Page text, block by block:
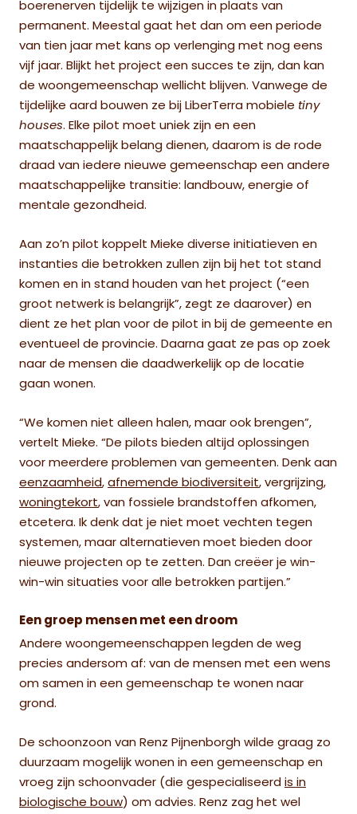
boerenerven tijdelijk te wijzigen in plaats van
permanent. Meestal gaat het dan om een periode
van tien jaar met kans op verlenging met nog eens
vijf jaar. Blijkt het project een succes te zijn, dan kan
de woongemeenschap wellicht blijven. Vanwege de
tijdelijke aard bouwen ze bij LiberTerra mobiele tiny
houses. Elke pilot moet uniek zijn en een
maatschappelijk belang dienen, daarom is de rode
draad van iedere nieuwe gemeenschap een andere
maatschappelijke transitie: landbouw, energie of
mentale gezondheid.
Aan zo’n pilot koppelt Mieke diverse initiatieven en
instanties die betrokken zullen zijn bij het tot stand
komen en in stand houden van het project (“een
groot netwerk is belangrijk”, zegt ze daarover) en
dient ze het plan voor de pilot in bij de gemeente en
eventueel de provincie. Daarna gaat ze pas op zoek
naar de mensen die daadwerkelijk op de locatie
gaan wonen.
“We komen niet alleen halen, maar ook brengen”,
vertelt Mieke. “De pilots bieden altijd oplossingen
voor meerdere problemen van gemeenten. Denk aan
eenzaamheid, afnemende biodiversiteit, vergrijzing,
woningtekort, van fossiele brandstoffen afkomen,
etcetera. Ik denk dat je niet moet vechten tegen
systemen, maar alternatieven moet bieden door
nieuwe projecten op te zetten. Dan creëer je win-
win-win situaties voor alle betrokken partijen.”
Een groep mensen met een droom
Andere woongemeenschappen legden de weg
precies andersom af: van de mensen met een wens
om samen in een gemeenschap te wonen naar
grond.
De schoonzoon van Renz Pijnenborgh wilde graag zo
duurzaam mogelijk wonen in een gemeenschap en
vroeg zijn schoonvader (die gespecialiseerd is in
biologische bouw) om advies. Renz zag het wel